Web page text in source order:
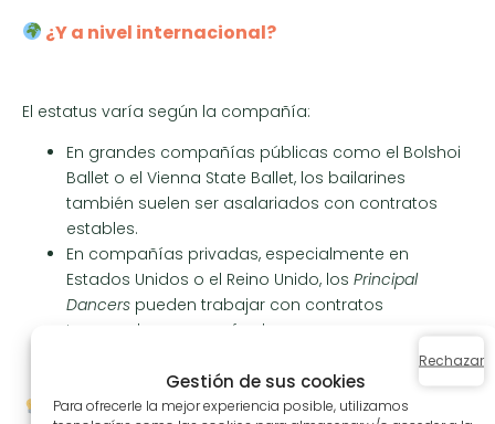
Gestión de sus cookies
Para ofrecerle la mejor experiencia posible, utilizamos
Rechazar
¿Y a nivel internacional?
El estatus varía según la compañía:
En grandes compañías públicas como el Bolshoi
Ballet o el Vienna State Ballet, los bailarines
también suelen ser asalariados con contratos
estables.
En compañías privadas, especialmente en
Estados Unidos o el Reino Unido, los Principal
Dancers pueden trabajar con contratos
temporales o como freelancers, con una
remuneración vinculada al número de funciones
Algunos bailarines estrella, tras finalizar su carrera en